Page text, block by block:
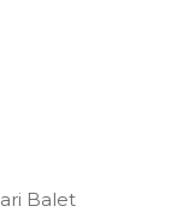
Balet